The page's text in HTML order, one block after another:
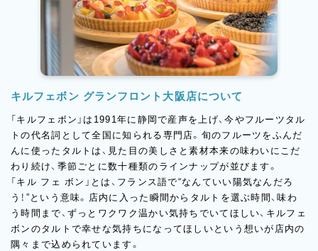
キルフェボン グランフロント大阪店について
「キルフェボン」は1991年に静岡で産声を上げ、今やフルーツタル
トの代名詞として全国に知られる専門店。旬のフルーツをふんだ
んに使ったタルトは、見た目の美しさと素材本来の味わいにこだ
わり続け、季節ごとに数十種類のラインナップが並びます。
「キル フェ ボン」とは、フランス語で“なんていい陽気なんだろ
う！”という意味。店内に入った瞬間からタルトを選ぶ時間、味わ
う時間まで、ずっとワクワク温かい気持ちでいてほしい、キルフェ
ボンのタルトで幸せな気持ちになってほしいという想いが店内の
隅々まで込められています。